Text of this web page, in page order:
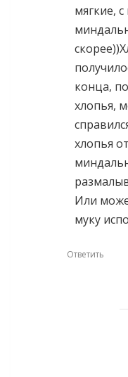
мягкие,
конца,
хлопья,
хлопья
Или
муку
Ответить